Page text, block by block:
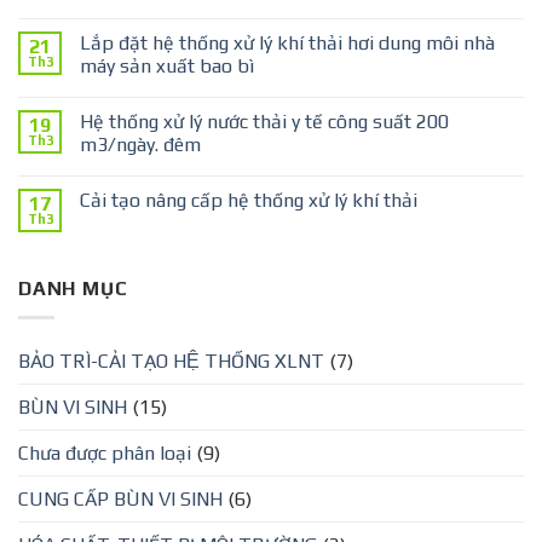
21
Th3
Lắp đặt hệ thống xử lý khí thải hơi dung môi nhà
máy sản xuất bao bì
19
Th3
Hệ thống xử lý nước thải y tế công suất 200
m3/ngày. đêm
17
Th3
Cải tạo nâng cấp hệ thống xử lý khí thải
DANH MỤC
BẢO TRÌ-CẢI TẠO HỆ THỐNG XLNT (7)
BÙN VI SINH (15)
Chưa được phân loại (9)
CUNG CẤP BÙN VI SINH (6)